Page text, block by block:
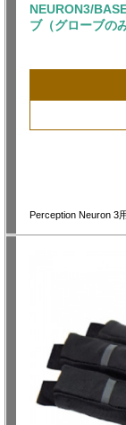
NEURON3/
ブ（グローブのみ
Perception Neuron